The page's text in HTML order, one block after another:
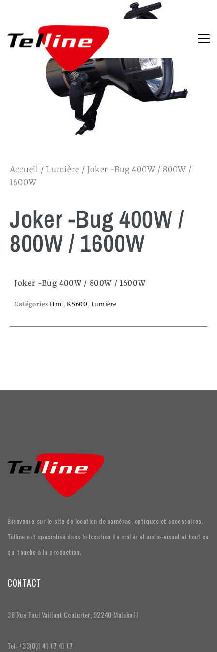
Accueil /Lumière / Joker -Bug 400W / 800W /
1600W
Joker -Bug 400W /
800W / 1600W
Joker -Bug 400W / 800W / 1600W
Catégories Hmi,K5600, Lumière
Bienvenue sur le site de location de caméras, optiques et accessoires.
Telline est spécialisé dans la location de matériel audio-visuel et tout ce
qui touche à la production.
CONTACT
38 Rue Paul Vaillant Couturier, 92240 Malakoff
Tel: +33(0)1 41 17 41 17